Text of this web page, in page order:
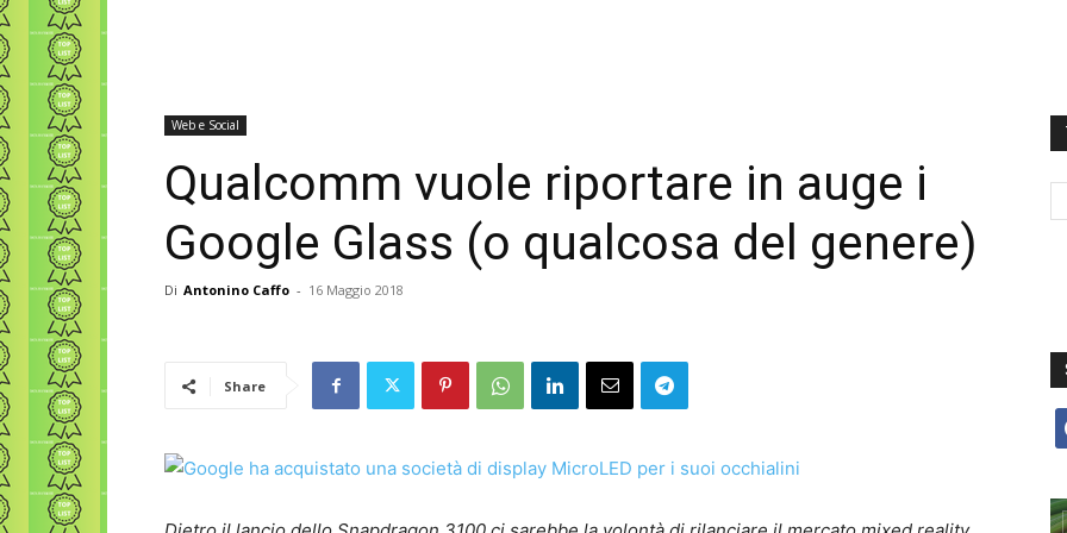
Web e Social
Qualcomm vuole riportare in auge i
Google Glass (o qualcosa del genere)
Di Antonino Caffo - 16 Maggio 2018
Share